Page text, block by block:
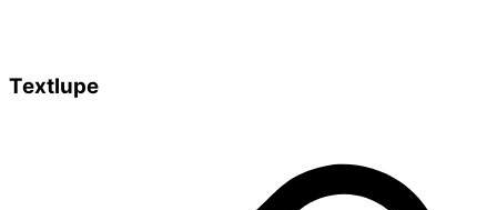
Textlupe